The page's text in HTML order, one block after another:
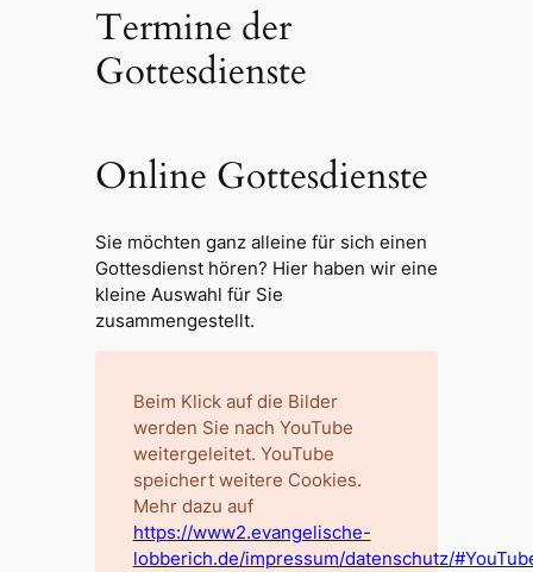
Termine der
Gottesdienste
Online Gottesdienste
Sie möchten ganz alleine für sich einen
Gottesdienst hören? Hier haben wir eine
kleine Auswahl für Sie
zusammengestellt.
Beim Klick auf die Bilder
werden Sie nach YouTube
weitergeleitet. YouTube
speichert weitere Cookies.
Mehr dazu auf
https://www2.evangelische-
lobberich.de/impressum/datenschutz/